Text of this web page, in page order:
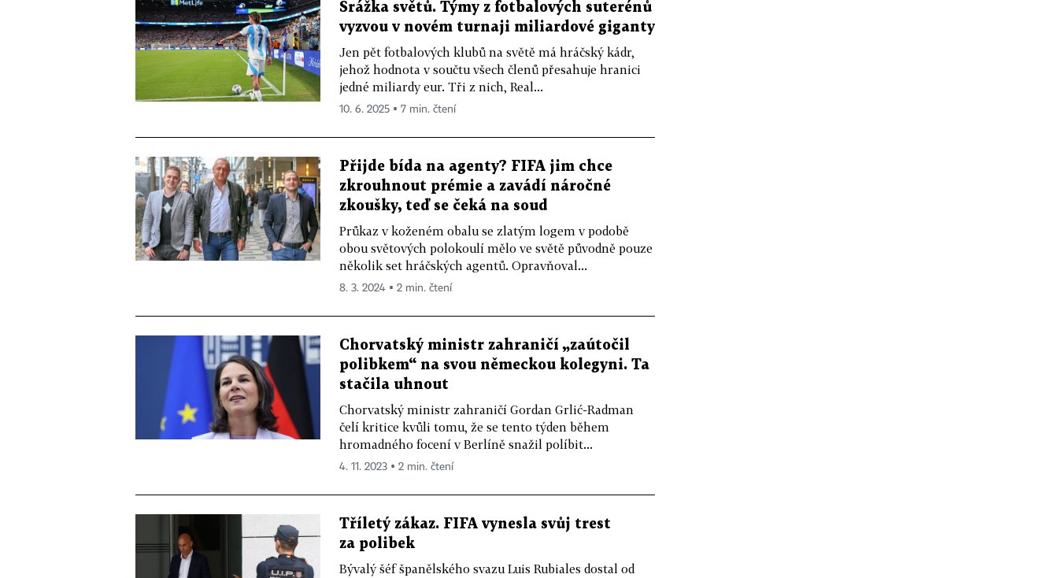
Srážka světů. Týmy z fotbalových suterénů
vyzvou v novém turnaji miliardové giganty
Jen pět fotbalových klubů na světě má hráčský kádr,
jehož hodnota v součtu všech členů přesahuje hranici
jedné miliardy eur. Tři z nich, Real...
10. 6. 2025 ▪ 7 min. čtení
Přijde bída na agenty? FIFA jim chce
zkrouhnout prémie a zavádí náročné
zkoušky, teď se čeká na soud
Průkaz v koženém obalu se zlatým logem v podobě
obou světových polokoulí mělo ve světě původně pouze
několik set hráčských agentů. Opravňoval...
8. 3. 2024 ▪ 2 min. čtení
Chorvatský ministr zahraničí „zaútočil
polibkem“ na svou německou kolegyni. Ta
stačila uhnout
Chorvatský ministr zahraničí Gordan Grlić-Radman
čelí kritice kvůli tomu, že se tento týden během
hromadného focení v Berlíně snažil políbit...
4. 11. 2023 ▪ 2 min. čtení
Tříletý zákaz. FIFA vynesla svůj trest
za polibek
Bývalý šéf španělského svazu Luis Rubiales dostal od